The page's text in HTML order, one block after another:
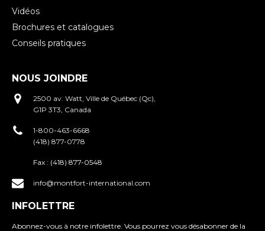
Vidéos
Brochures et catalogues
Conseils pratiques
NOUS JOINDRE
2500 av. Watt, Ville de Québec (Qc),
G1P 3T3, Canada
1-800-463-6668
(418) 877-0778
Fax : (418) 877-0548
info@montfort-international.com
INFOLETTRE
Abonnez-vous à notre infolettre. Vous pourrez vous désabonner de la